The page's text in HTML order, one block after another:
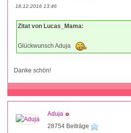
18.12.2016 13:46
Zitat von Lucas_Mama:
Glückwunsch Aduja
Danke schön!
Aduja
28754 Beiträge